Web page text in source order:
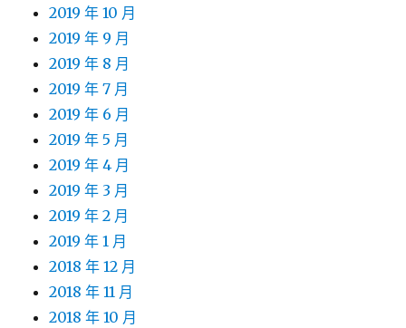
2019 年 10 月
2019 年 9 月
2019 年 8 月
2019 年 7 月
2019 年 6 月
2019 年 5 月
2019 年 4 月
2019 年 3 月
2019 年 2 月
2019 年 1 月
2018 年 12 月
2018 年 11 月
2018 年 10 月